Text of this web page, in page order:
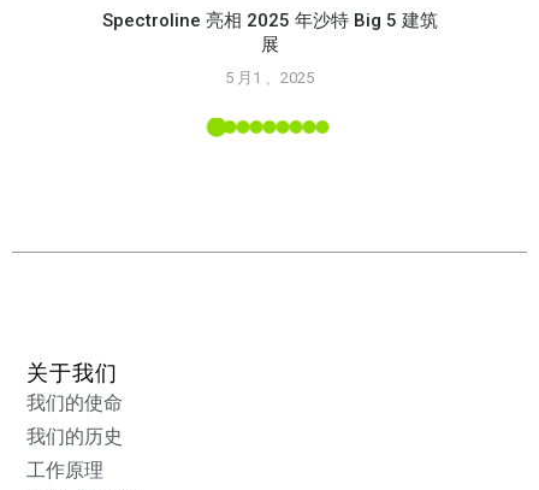
Spectroline 亮相 2025 年沙特 Big 5 建筑
展
5 月1 、2025
关于我们
我们的使命
我们的历史
工作原理